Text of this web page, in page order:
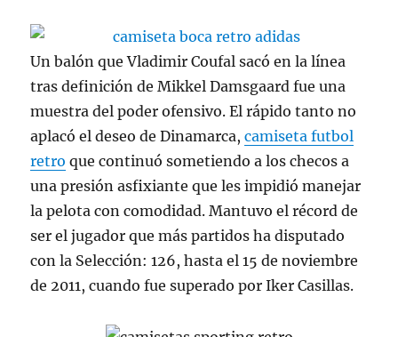
Un balón que Vladimir Coufal sacó en la línea
tras definición de Mikkel Damsgaard fue una
muestra del poder ofensivo. El rápido tanto no
aplacó el deseo de Dinamarca,camiseta futbol
retro que continuó sometiendo a los checos a
una presión asfixiante que les impidió manejar
la pelota con comodidad. Mantuvo el récord de
ser el jugador que más partidos ha disputado
con la Selección: 126, hasta el 15 de noviembre
de 2011, cuando fue superado por Iker Casillas.